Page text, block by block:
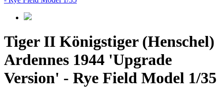
Tiger II Königstiger (Henschel)
Ardennes 1944 'Upgrade
Version' - Rye Field Model 1/35